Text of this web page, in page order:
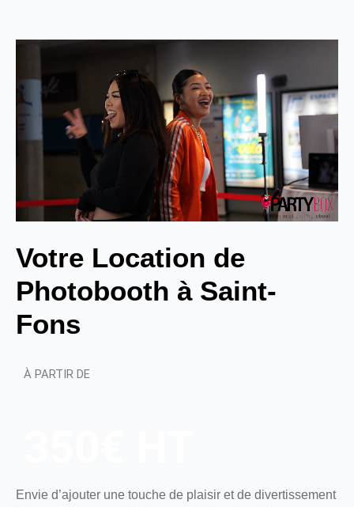
Votre Location de
Photobooth à Saint-
Fons
À PARTIR DE
Envie d’ajouter une touche de plaisir et de divertissement